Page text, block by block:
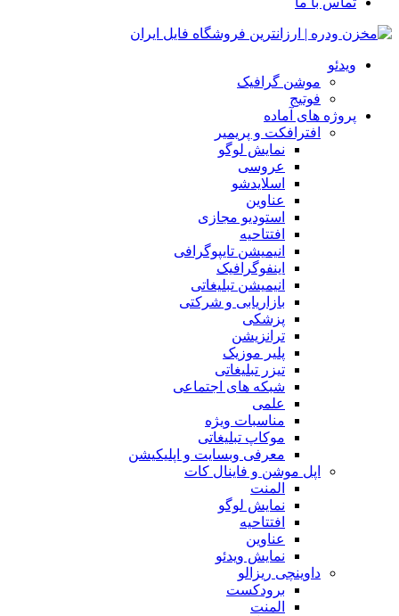
ویدئو
موشن گرافیک
فوتیج
پروژه های آماده
افترافکت و پریمیر
نمایش لوگو
عروسی
اسلایدشو
عناوین
استودیو مجازی
افتتاحیه
انیمیشن تایپوگرافی
اینفوگرافیک
انیمیشن تبلیغاتی
بازاریابی و شرکتی
پزشکی
ترانزیشن
پلیر موزیک
تیزر تبلیغاتی
شبکه های اجتماعی
علمی
مناسبات ویژه
موکاپ تبلیغاتی
معرفی وبسایت و اپلیکیشن
اپل موشن و فاینال کات
المنت
نمایش لوگو
افتتاحیه
عناوین
نمایش ویدئو
داوینچی ریزالو
برودکست
المنت